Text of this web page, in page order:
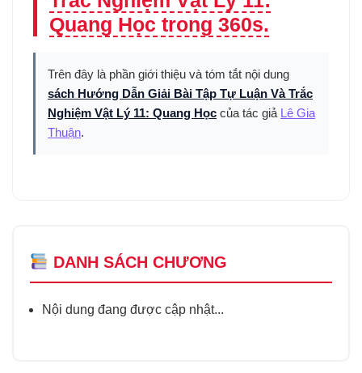
Quang Học trong 360s.
Trên đây là phần giới thiệu và tóm tắt nội dung
sách Hướng Dẫn Giải Bài Tập Tự Luận Và Trắc
Nghiệm Vật Lý 11: Quang Học của tác giả Lê Gia
Thuận.
DANH SÁCH CHƯƠNG
Nội dung đang được cập nhật...